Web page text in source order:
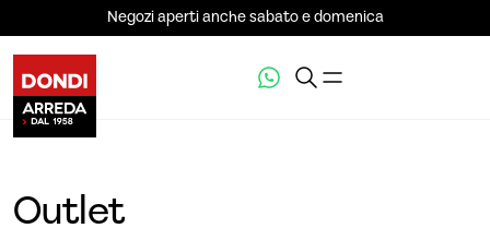
Negozi aperti anche sabato e domenica
Outlet